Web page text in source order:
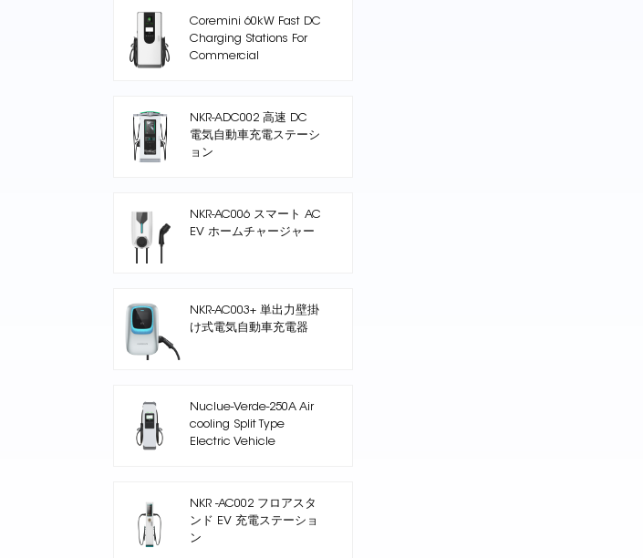
Coremini 60kW Fast DC
Charging Stations For
Commercial
NKR-ADC002 高速 DC
電気自動車充電ステーシ
ョン
NKR-AC006 スマート AC
EV ホームチャージャー
NKR-AC003+ 単出力壁掛
け式電気自動車充電器
Nuclue-Verde-250A Air
cooling Split Type
Electric Vehicle
NKR -AC002 フロアスタ
ンド EV 充電ステーショ
ン